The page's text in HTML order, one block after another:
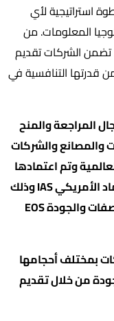
استراتيجية لأي
المعلومات. من
تضمن الشركات تقديم
قدرتها التنافسية في
المراجعة والمنح
والمصانع والشركات
وتم اعتمادها
من المجلس الوطني EGAC ومجلس الأعتماد الأمريكي IAS وذلك
تحت إشراف الهيئة المصرية العامة للمواصفات والجودة EOS
بمختلف أحجامها
من خلال تقديم